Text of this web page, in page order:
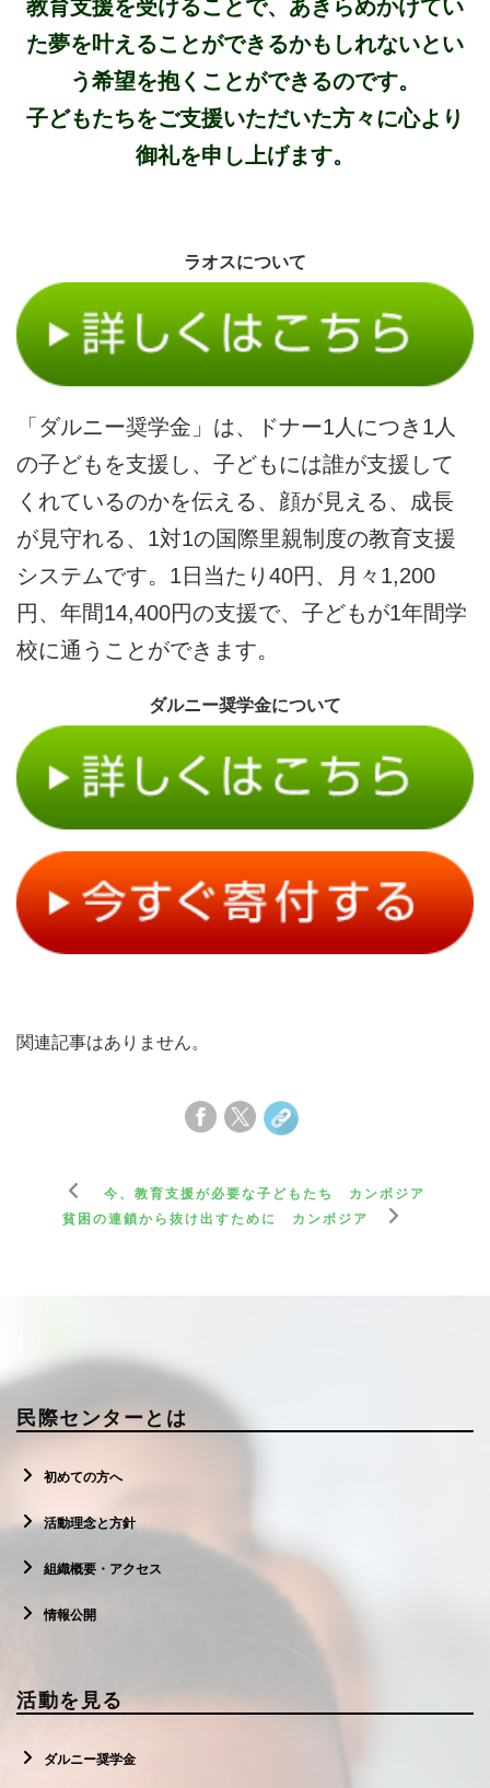
教育支援を受けることで、あきらめかけてい
た夢を叶えることができるかもしれないとい
う希望を抱くことができるのです。
子どもたちをご支援いただいた方々に心より
御礼を申し上げます。
ラオスについて
「ダルニー奨学金」は、ドナー1人につき1人
の子どもを支援し、子どもには誰が支援して
くれているのかを伝える、顔が見える、成長
が見守れる、1対1の国際里親制度の教育支援
システムです。1日当たり40円、月々1,200
円、年間14,400円の支援で、子どもが1年間学
校に通うことができます。
ダルニー奨学金について
関連記事はありません。
今、教育支援が必要な子どもたち カンボジア
貧困の連鎖から抜け出すために カンボジア
民際センターとは
初めての方へ
活動理念と方針
組織概要・アクセス
情報公開
活動を見る
ダルニー奨学金